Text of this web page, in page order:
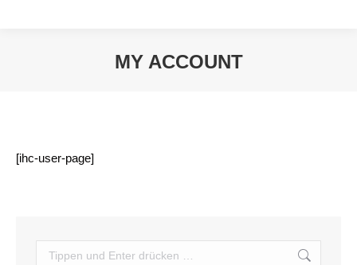
MY ACCOUNT
[ihc-user-page]
Search: